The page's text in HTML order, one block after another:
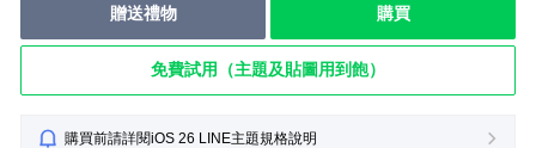
贈送禮物 購買
免費試用（主題及貼圖用到飽）
購買前請詳閱iOS 26 LINE主題規格說明